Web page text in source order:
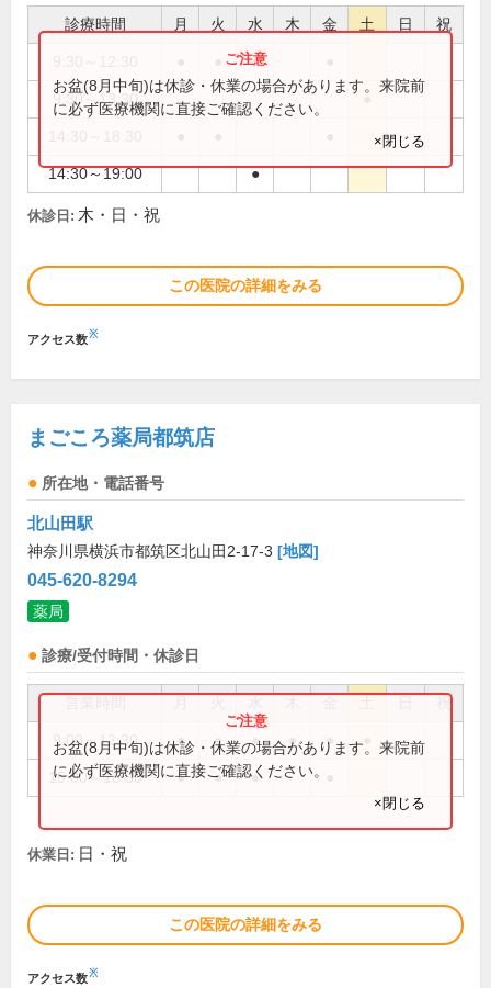
診療時間 月 火 水 木 金 土 日 祝
●
9:30～13:30 ●
14:30～19:00 ●
お盆(8月中旬)は休診・休業の場合があります。来院前
に必ず医療機関に直接ご確認ください。
×閉じる
休診日: 木・日・祝
この医院の詳細をみる
アクセス数※
まごころ薬局都筑店
所在地・電話番号
北山田駅
神奈川県横浜市都筑区北山田2-17-3 [地図]
045-620-8294
薬局
診療/受付時間・休診日
祝
9:00～12:30 ● ● ● ● ●
15:00～18:30 ● ● ●
お盆(8月中旬)は休診・休業の場合があります。来院前
に必ず医療機関に直接ご確認ください。
×閉じる
休業日: 日・祝
この医院の詳細をみる
アクセス数※